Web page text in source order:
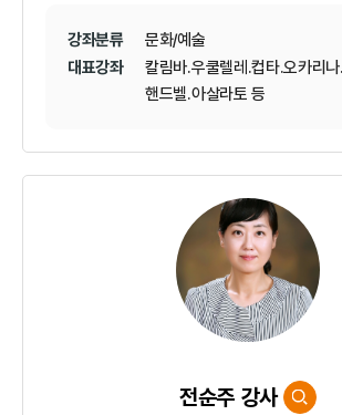
강좌분류
문화/예술
대표강좌
칼림바.우쿨렐레.컵타.오카리
핸드벨.아살라토 등
전순주 강사